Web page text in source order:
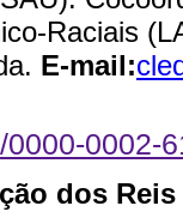
Raciais
E-mail:
0002-
dos Reis